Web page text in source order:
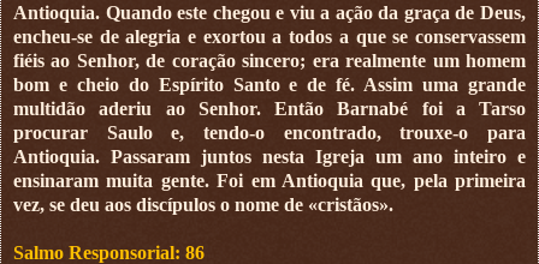
Antioquia. Quando este chegou e viu a ação da graça de Deus,
encheu-se de alegria e exortou a todos a que se conservassem
fiéis ao Senhor, de coração sincero; era realmente um homem
bom e cheio do Espírito Santo e de fé. Assim uma grande
multidão aderiu ao Senhor. Então Barnabé foi a Tarso
procurar Saulo e, tendo-o encontrado, trouxe-o para
Antioquia. Passaram juntos nesta Igreja um ano inteiro e
ensinaram muita gente. Foi em Antioquia que, pela primeira
vez, se deu aos discípulos o nome de «cristãos».
Salmo Responsorial: 86